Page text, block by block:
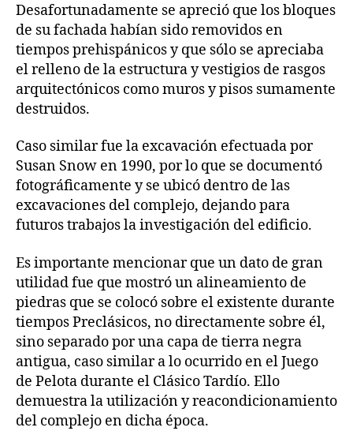
Desafortunadamente se apreció que los bloques
de su fachada habían sido removidos en
tiempos prehispánicos y que sólo se apreciaba
el relleno de la estructura y vestigios de rasgos
arquitectónicos como muros y pisos sumamente
destruidos.
Caso similar fue la excavación efectuada por
Susan Snow en 1990, por lo que se documentó
fotográficamente y se ubicó dentro de las
excavaciones del complejo, dejando para
futuros trabajos la investigación del edificio.
Es importante mencionar que un dato de gran
utilidad fue que mostró un alineamiento de
piedras que se colocó sobre el existente durante
tiempos Preclásicos, no directamente sobre él,
sino separado por una capa de tierra negra
antigua, caso similar a lo ocurrido en el Juego
de Pelota durante el Clásico Tardío. Ello
demuestra la utilización y reacondicionamiento
del complejo en dicha época.